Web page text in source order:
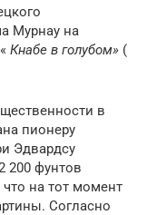
Мурнау на
Кнабе в голубом» (
в
пионеру
Эдвардсу
200 фунтов
на тот момент
Согласно